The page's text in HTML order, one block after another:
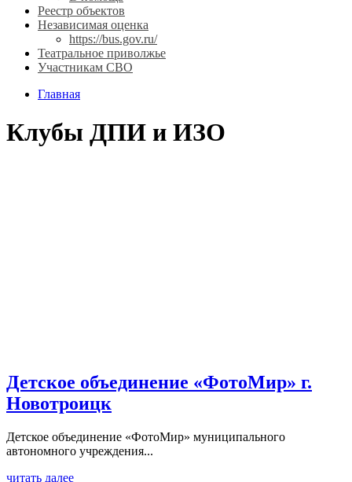
Реестр объектов
Независимая оценка
https://bus.gov.ru/
Театральное приволжье
Участникам СВО
Главная
Клубы ДПИ и ИЗО
Детское объединение «ФотоМир» г.
Новотроицк
Детское объединение «ФотоМир» муниципального
автономного учреждения...
читать далее